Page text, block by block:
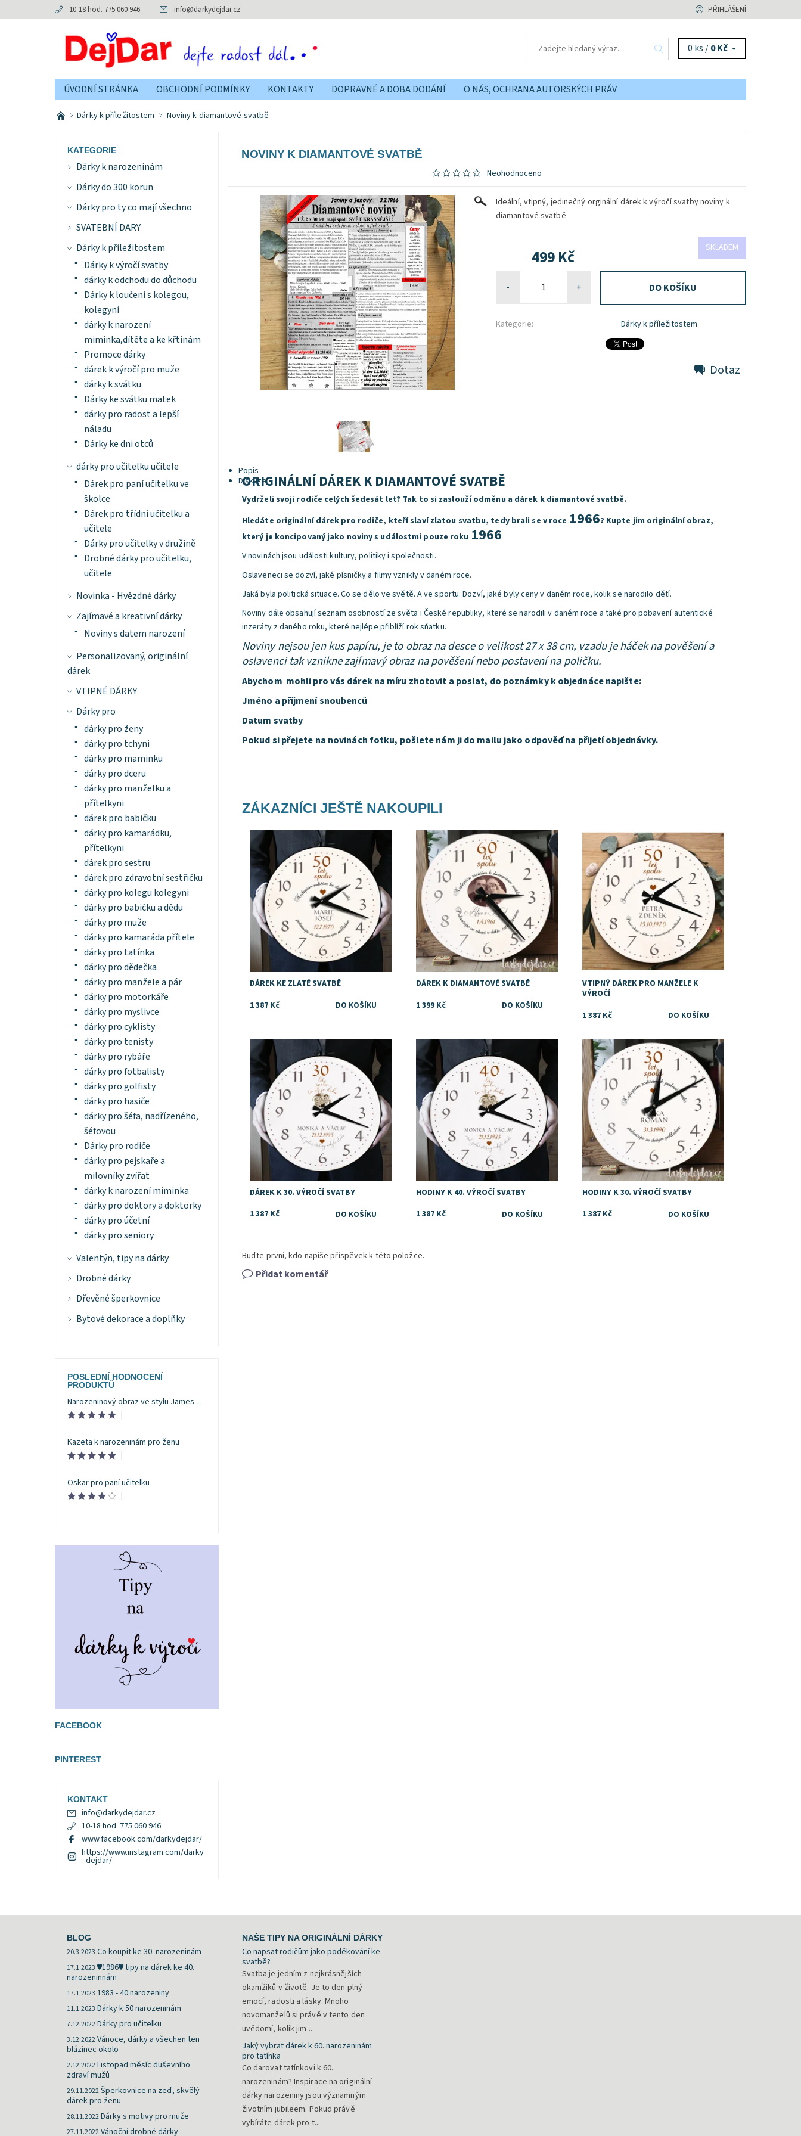
10-18 hod. 775 060 946 info@darkydejdar.cz PŘIHLÁŠENÍ
0 ks /0 Kč
ÚVODNÍ STRÁNKA OBCHODNÍ PODMÍNKY KONTAKTY DOPRAVNÉ A DOBA DODÁNÍ O NÁS, OCHRANA AUTORSKÝCH PRÁV
Dárky k příležitostem Noviny k diamantové svatbě
NOVINY K DIAMANTOVÉ SVATBĚ
Neohodnoceno
Ideální, vtipný, jedinečný orginální dárek k výročí svatby noviny k
diamantové svatbě
SKLADEM
499 Kč
- +
Kategorie: Dárky k příležitostem
Dotaz
Popis
Diskuze
ORIGINÁLNÍ DÁREK K DIAMANTOVÉ SVATBĚ
Vydrželi svoji rodiče celých šedesát let? Tak to si zaslouží odměnu a dárek k diamantové svatbě.
Hledáte originální dárek pro rodiče, kteří slaví zlatou svatbu, tedy brali se v roce 1966? Kupte jim originální obraz,
který je koncipovaný jako noviny s událostmi pouze roku 1966
V novinách jsou události kultury, politiky i společnosti.
Oslaveneci se dozví, jaké písničky a filmy vznikly v daném roce.
Jaká byla politická situace. Co se dělo ve světě. A ve sportu. Dozví, jaké byly ceny v daném roce, kolik se narodilo dětí.
Noviny dále obsahují seznam osobností ze světa i České republiky, které se narodili v daném roce a také pro pobavení autentické
inzeráty z daného roku, které nejlépe přiblíží rok sňatku.
Noviny nejsou jen kus papíru, je to obraz na desce o velikost 27 x 38 cm, vzadu je háček na pověšení a
oslavenci tak vznikne zajímavý obraz na pověšení nebo postavení na poličku.
Abychom mohli pro vás dárek na míru zhotovit a poslat, do poznámky k objednáce napište:
Jméno a příjmení snoubenců
Datum svatby
Pokud si přejete na novinách fotku, pošlete nám ji do mailu jako odpověď na přijetí objednávky.
ZÁKAZNÍCI JEŠTĚ NAKOUPILI
Tip na dárek rodičům ke zlaté svatbě
Dostupnost:
Skladem
Značka:
DejDar
DÁREK KE ZLATÉ SVATBĚ
1 387 Kč
Tip na dárek rodičům ke zlaté svatbě
Dostupnost:
Skladem
Značka:
DejDar
DÁREK K DIAMANTOVÉ SVATBĚ
1 399 Kč
Vtipný dárek ke zlaté svatbě
Dostupnost:
Skladem
Značka:
DejDar
VTIPNÝ DÁREK PRO MANŽELE K
VÝROČÍ
1 387 Kč
Tip na dárek rodičům k perlové svatbě
Dostupnost:
Skladem
Značka:
DejDar
DÁREK K 30. VÝROČÍ SVATBY
1 387 Kč
Tip na dárek rodičům k rubínové
svatbě
Dostupnost:
Skladem
Značka:
DejDar
HODINY K 40. VÝROČÍ SVATBY
1 387 Kč
Tip na dárek rodičům k perlové svatbě
Dostupnost:
Skladem
Značka:
DejDar
HODINY K 30. VÝROČÍ SVATBY
1 387 Kč
Buďte první, kdo napíše příspěvek k této položce.
Přidat komentář
KATEGORIE
Dárky k narozeninám
Dárky do 300 korun
Dárky pro ty co mají všechno
SVATEBNÍ DARY
Dárky k příležitostem
Dárky k výročí svatby
dárky k odchodu do důchodu
Dárky k loučení s kolegou,
kolegyní
dárky k narození
miminka,dítěte a ke křtinám
Promoce dárky
dárek k výročí pro muže
dárky k svátku
Dárky ke svátku matek
dárky pro radost a lepší
náladu
Dárky ke dni otců
dárky pro učitelku učitele
Dárek pro paní učitelku ve
školce
Dárek pro třídní učitelku a
učitele
Dárky pro učitelky v družině
Drobné dárky pro učitelku,
učitele
Novinka - Hvězdné dárky
Zajímavé a kreativní dárky
Noviny s datem narození
Personalizovaný, originální
dárek
VTIPNÉ DÁRKY
Dárky pro
dárky pro ženy
dárky pro tchyni
dárky pro maminku
dárky pro dceru
dárky pro manželku a
přítelkyni
dárek pro babičku
dárky pro kamarádku,
přítelkyni
dárek pro sestru
dárek pro zdravotní sestřičku
dárky pro kolegu kolegyni
dárky pro babičku a dědu
dárky pro muže
dárky pro kamaráda přítele
dárky pro tatínka
dárky pro dědečka
dárky pro manžele a pár
dárky pro motorkáře
dárky pro myslivce
dárky pro cyklisty
dárky pro tenisty
dárky pro rybáře
dárky pro fotbalisty
dárky pro golfisty
dárky pro hasiče
dárky pro šéfa, nadřízeného,
šéfovou
Dárky pro rodiče
dárky pro pejskaře a
milovníky zvířat
dárky k narození miminka
dárky pro doktory a doktorky
dárky pro účetní
dárky pro seniory
Valentýn, tipy na dárky
Drobné dárky
Dřevěné šperkovnice
Bytové dekorace a doplňky
POSLEDNÍ HODNOCENÍ
PRODUKTŮ
Narozeninový obraz ve stylu Jamese Bonda
|
Kazeta k narozeninám pro ženu
|
Oskar pro paní učitelku
|
FACEBOOK
PINTEREST
KONTAKT
info@darkydejdar.cz
10-18 hod. 775 060 946
www.facebook.com/darkydejdar/
https://www.instagram.com/darky
_dejdar/
BLOG
20.3.2023 Co koupit ke 30. narozeninám
17.1.2023 ♥1986♥ tipy na dárek ke 40.
narozeninnám
17.1.2023 1983 - 40 narozeniny
11.1.2023 Dárky k 50 narozeninám
7.12.2022Dárky pro učitelku
3.12.2022Vánoce, dárky a všechen ten
blázinec okolo
2.12.2022Listopad měsíc duševního
zdraví mužů
29.11.2022Šperkovnice na zeď, skvělý
dárek pro ženu
28.11.2022Dárky s motivy pro muže
27.11.2022Vánoční drobné dárky
NAŠE TIPY NA ORIGINÁLNÍ DÁRKY
Co napsat rodičům jako poděkování ke
svatbě?
Svatba je jedním z nejkrásnějších
okamžiků v životě. Je to den plný
emocí, radosti a lásky. Mnoho
novomanželů si právě v tento den
uvědomí, kolik jim ...
Jaký vybrat dárek k 60. narozeninám
pro tatínka
Co darovat tatínkovi k 60.
narozeninám? Inspirace na originální
dárky narozeniny jsou významným
životním jubileem. Pokud právě
vybíráte dárek pro t...